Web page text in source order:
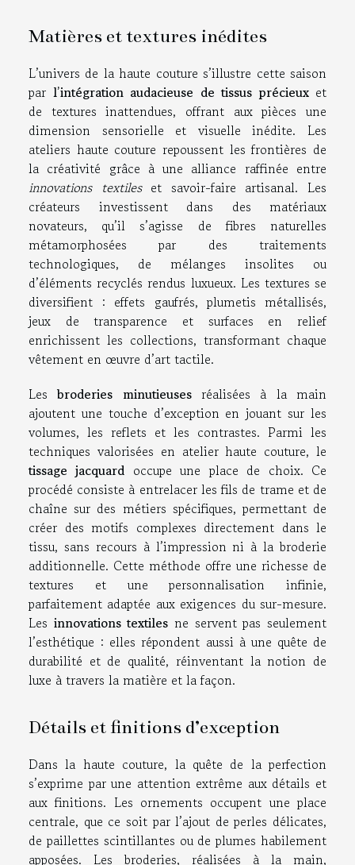
Matières et textures inédites
L’univers de la haute couture s’illustre cette saison
par l’intégration audacieuse de tissus précieuxet
de textures inattendues, offrant aux pièces une
dimension sensorielle et visuelle inédite. Les
ateliers haute couture repoussent les frontières de
la créativité grâce à une alliance raffinée entre
innovations textileset savoir-faire artisanal. Les
créateurs investissent dans des matériaux
novateurs, qu’il s’agisse de fibres naturelles
métamorphosées par des traitements
technologiques, de mélanges insolites ou
d’éléments recyclés rendus luxueux. Les textures se
diversifient : effets gaufrés, plumetis métallisés,
jeux de transparence et surfaces en relief
enrichissent les collections, transformant chaque
vêtement en œuvre d’art tactile.
Lesbroderies minutieusesréalisées à la main
ajoutent une touche d’exception en jouant sur les
volumes, les reflets et les contrastes. Parmi les
techniques valorisées en atelier haute couture, le
tissage jacquard occupe une place de choix. Ce
procédé consiste à entrelacer les fils de trame et de
chaîne sur des métiers spécifiques, permettant de
créer des motifs complexes directement dans le
tissu, sans recours à l’impression ni à la broderie
additionnelle. Cette méthode offre une richesse de
textures et une personnalisation infinie,
parfaitement adaptée aux exigences du sur-mesure.
Les innovations textiles ne servent pas seulement
l’esthétique : elles répondent aussi à une quête de
durabilité et de qualité, réinventant la notion de
luxe à travers la matière et la façon.
Détails et finitions d’exception
Dans la haute couture, la quête de la perfection
s’exprime par une attention extrême aux détails et
aux finitions. Les ornements occupent une place
centrale, que ce soit par l’ajout de perles délicates,
de paillettes scintillantes ou de plumes habilement
apposées. Les broderies, réalisées à la main,